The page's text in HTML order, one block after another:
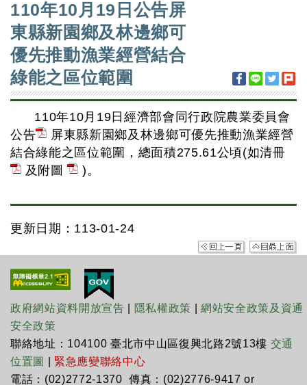
110年10月19日公告屏
東縣新園鄉及林邊鄉可
優先推動漁業經營結合
綠能之區位範圍
110年10月19日經濟部會同行政院農業委員會
公告
屏東縣新園鄉及林邊鄉可優先推動漁業經營
結合綠能之區位範圍，總面積275.61公頃(如清冊
及附圖
)。
更新日期：113-01-24
政府網站資料開放宣告 隱私權政策 |網站安全政策及資通
安全政策
聯絡地址：104100 臺北市中山區復興北路2號13樓 交通
位置圖
緊急應變聯絡中心
電話：(02)2772-1370 傳真：(02)2776-9417 or